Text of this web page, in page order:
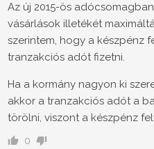
Az új 2015-ös
vásárlások illetékét
szerintem, hogy a készpénz
tranzakciós adót fizetni.
Ha a kormány nagyon ki
akkor a tranzakciós adót a
törölni, viszont a készpénz
0